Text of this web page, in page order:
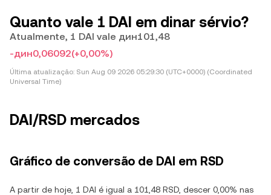
Quanto vale 1 DAI em dinar sérvio?
Atualmente, 1 DAI vale дин101,48
-дин0,06092(+0,00%)
Última atualização: Sun Aug 09 2026 05:29:30 (UTC+0000) (Coordinated
Universal Time)
DAI/RSD mercados
Gráfico de conversão de DAI em RSD
A partir de hoje, 1 DAI é igual a 101,48 RSD, descer 0,00% nas